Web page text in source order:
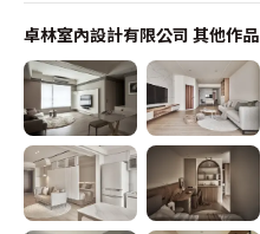
卓林室內設計有限公司 其他作品